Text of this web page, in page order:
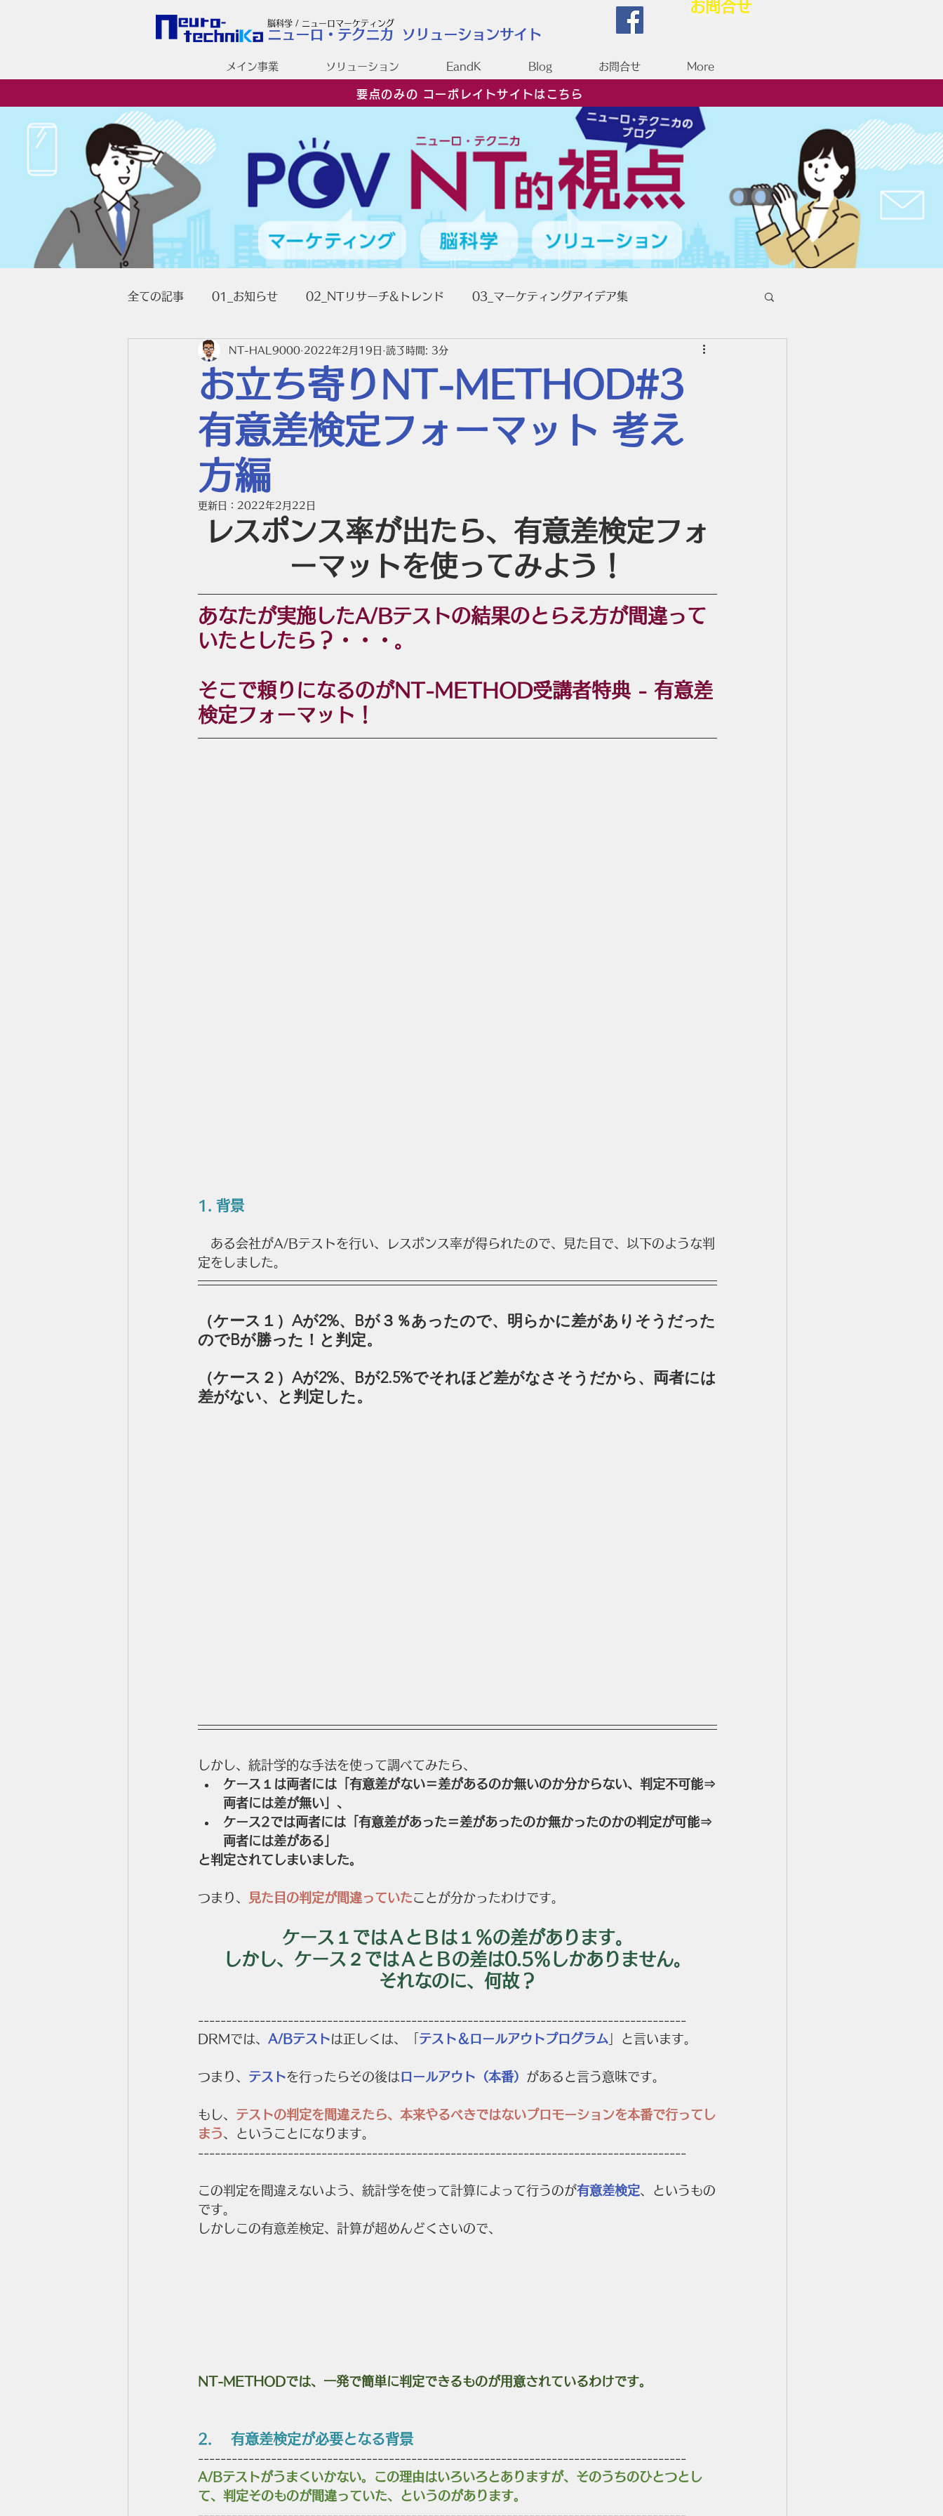
ニューロ・テクニカ
脳科学 / ニューロマーケティング
ソリューションサイト
お問合せ
メイン事業 ソリューション EandK Blog お問合せ More
要点のみの コーポレイトサイトはこちら
全ての記事 01_お知らせ 02_NTリサーチ&トレンド 03_マーケティングアイデア集
11_マーケティング講座 12_ケーススタディ 21_ニューロマーケティング 22_フレキシブル事務局
23_WEBとシステム開発 32_DRM実践メニュー NTS_ソリューション
10_NT-METHOD
お立ち寄りNT-METHOD#3
有意差検定フォーマット 考え
方編
NT-HAL9000 2022年2月19日 読了時間: 3分
更新日： 2022年2月22日
レスポンス率が出たら、有意差検定フォ
ーマットを使ってみよう！
あなたが実施したA/Bテストの結果のとらえ方が間違って
いたとしたら？・・・。
そこで頼りになるのがNT-METHOD受講者特典 - 有意差
検定フォーマット！
1. 背景
ある会社がA/Bテストを行い、レスポンス率が得られたので、見た目で、以下のような判
定をしました。
（ケース１）Aが2%、Bが３％あったので、明らかに差がありそうだった
のでBが勝った！と判定。
（ケース２）Aが2%、Bが2.5%でそれほど差がなさそうだから、両者には
差がない、と判定した。
しかし、統計学的な手法を使って調べてみたら、
ケース１は両者には「有意差がない＝差があるのか無いのか分からない、判定不可能⇒
両者には差が無い」、
ケース2では両者には「有意差があった＝差があったのか無かったのかの判定が可能⇒
両者には差がある」
と判定されてしまいました。
つまり、 見た目の判定が間違っていたことが分かったわけです。
ケース１ではＡとＢは１％の差があります。
しかし、ケース２ではＡとＢの差は0.5％しかありません。
それなのに、何故？
---------------------------------------------------------------------------------------
DRMでは、 A/Bテストは正しくは、「 テスト＆ロールアウトプログラム 」と言います。
つまり、 テストを行ったらその後はロールアウト（本番） があると言う意味です。
もし、 テストの判定を間違えたら、本来やるべきではないプロモーションを本番で行ってし
まう
、ということになります。
---------------------------------------------------------------------------------------
この判定を間違えないよう、統計学を使って計算によって行うのが有意差検定 、というもの
です。
しかしこの有意差検定、計算が超めんどくさいので、
NT-METHODでは、一発で簡単に判定できるものが用意されているわけです。
2.    有意差検定が必要となる背景
---------------------------------------------------------------------------------------
A/Bテストがうまくいかない。この理由はいろいろとありますが、そのうちのひとつとし
て、判定そのものが間違っていた、というのがあります。